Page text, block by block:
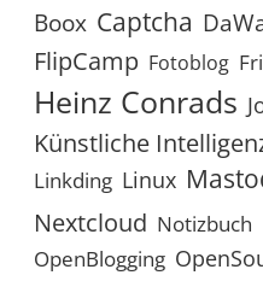
Boox Captcha
FlipCamp Fotoblog
Heinz Conrads
Künstliche
Linkding Linux
Nextcloud Notizbuch
OpenBlogging